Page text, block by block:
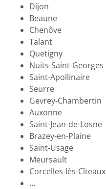
Dijon
Beaune
Chenôve
Talant
Quetigny
Nuits-Saint-Georges
Saint-Apollinaire
Seurre
Gevrey-Chambertin
Auxonne
Saint-Jean-de-Losne
Brazey-en-Plaine
Saint-Usage
Meursault
Corcelles-lès-Cîteaux
…